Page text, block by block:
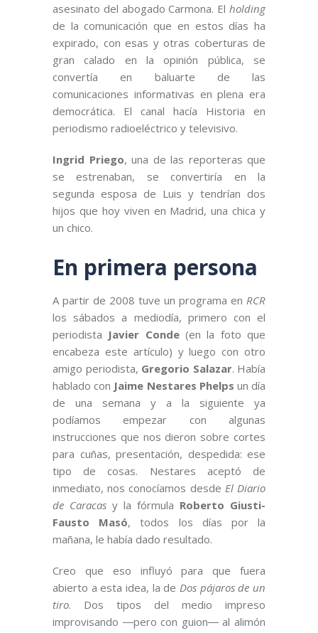
asesinato del abogado Carmona. El holding
de la comunicación que en estos días ha
expirado, con esas y otras coberturas de
gran calado en la opinión pública, se
convertía en baluarte de las
comunicaciones informativas en plena era
democrática. El canal hacía Historia en
periodismo radioeléctrico y televisivo.
Ingrid Priego, una de las reporteras que
se estrenaban, se convertiría en la
segunda esposa de Luis y tendrían dos
hijos que hoy viven en Madrid, una chica y
un chico.
En primera persona
A partir de 2008 tuve un programa en RCR
los sábados a mediodía, primero con el
periodista Javier Conde(en la foto que
encabeza este artículo) y luego con otro
amigo periodista, Gregorio Salazar. Había
hablado con Jaime Nestares Phelps un día
de una semana y a la siguiente ya
podíamos empezar con algunas
instrucciones que nos dieron sobre cortes
para cuñas, presentación, despedida: ese
tipo de cosas. Nestares aceptó de
inmediato, nos conocíamos desde El Diario
de Caracas y la fórmula Roberto Giusti-
Fausto Masó, todos los días por la
mañana, le había dado resultado.
Creo que eso influyó para que fuera
abierto a esta idea, la de Dos pájaros de un
tiro. Dos tipos del medio impreso
improvisando ―pero con guion― al alimón